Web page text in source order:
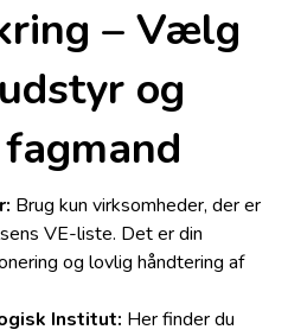
– Vælg
og
Brug kun virksomheder, der er
VE-liste. Det er din
og lovlig håndtering af
Institut: Her finder du